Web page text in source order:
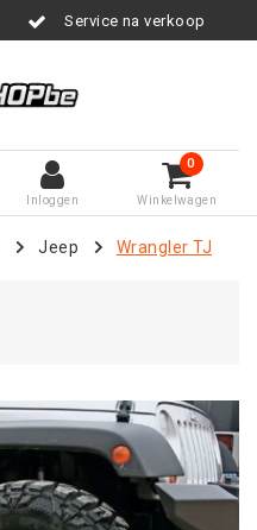
Service na verkoop
Inloggen
0
Winkelwagen
Jeep Wrangler TJ